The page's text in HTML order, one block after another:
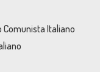
Comunista Italiano